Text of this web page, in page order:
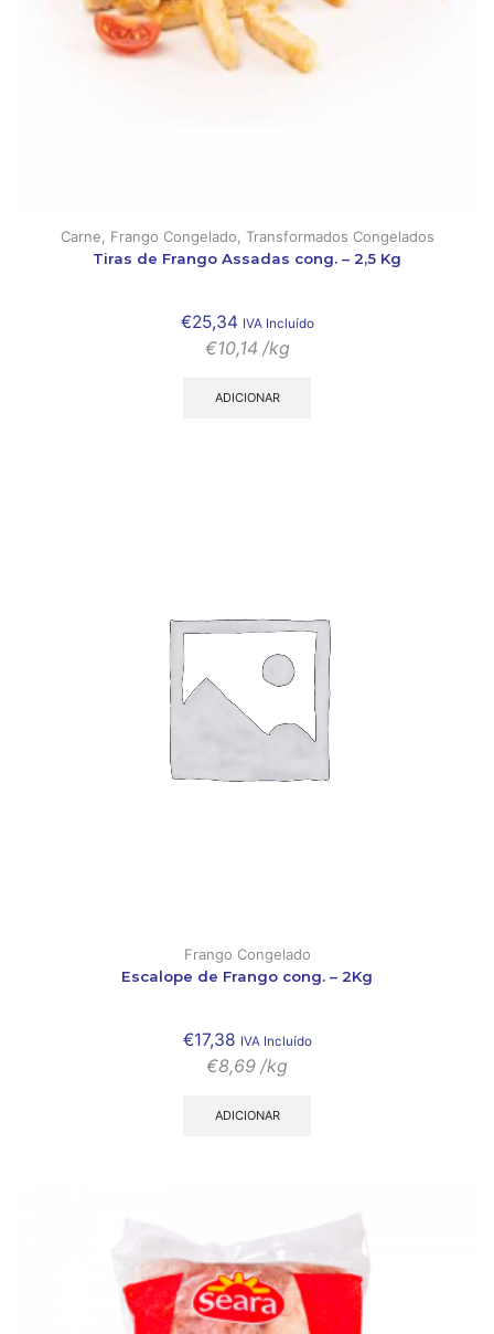
Carne, Frango Congelado, Transformados Congelados
Tiras de Frango Assadas cong. – 2,5 Kg
€25,34 IVA Incluído
€10,14 /kg
ADICIONAR
Frango Congelado
Escalope de Frango cong. – 2Kg
€17,38 IVA Incluído
€8,69 /kg
ADICIONAR